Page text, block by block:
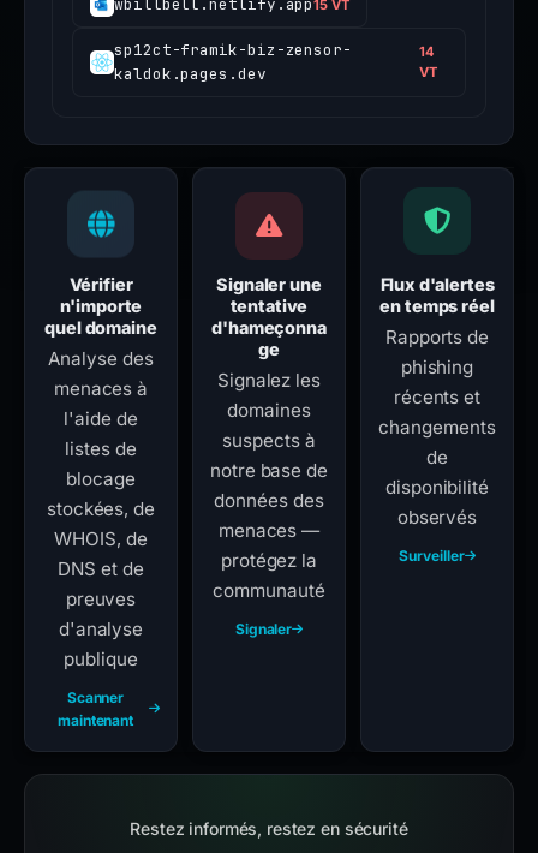
wbillbell.netlify.app15 VT
sp12ct-framik-biz-zensor-
kaldok.pages.dev
14
VT
Vérifier
n'importe
quel domaine
Analyse des
menaces à
l'aide de
listes de
blocage
stockées, de
WHOIS, de
DNS et de
preuves
d'analyse
publique
Scanner
maintenant
Signaler une
tentative
d'hameçonna
ge
Signalez les
domaines
suspects à
notre base de
données des
menaces —
protégez la
communauté
Signaler
Flux d'alertes
en temps réel
Rapports de
phishing
récents et
changements
de
disponibilité
observés
Surveiller
Restez informés, restez en sécurité